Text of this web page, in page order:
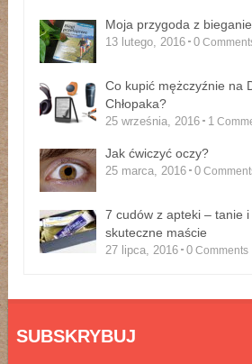
Moja przygoda z
13 lutego, 2016 0
Co kupić mężczyźnie na
Chłopaka?
25 września, 2016 1
Jak ćwiczyć oczy?
25 marca, 2016 0
7 cudów z apteki – tanie i
skuteczne maście
27 lipca, 2016 0 Comments
SUBSKRYBUJ